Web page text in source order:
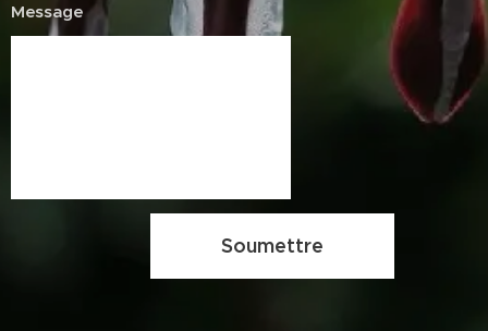
Message
Soumettre